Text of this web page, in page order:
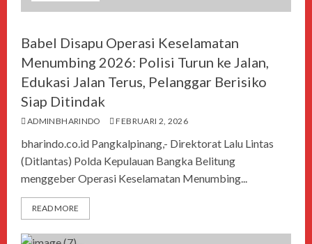
Babel Disapu Operasi Keselamatan
Menumbing 2026: Polisi Turun ke Jalan,
Edukasi Jalan Terus, Pelanggar Berisiko
Siap Ditindak
ADMINBHARINDO FEBRUARI 2, 2026
bharindo.co.id Pangkalpinang,- Direktorat Lalu Lintas
(Ditlantas) Polda Kepulauan Bangka Belitung
menggeber Operasi Keselamatan Menumbing...
READ MORE